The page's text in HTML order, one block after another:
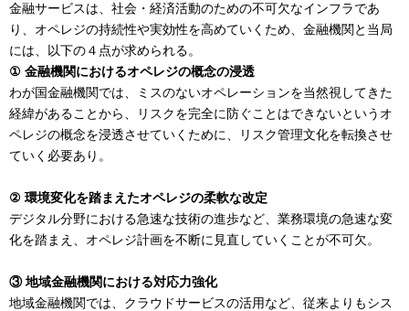
金融サービスは、社会・経済活動のための不可欠なインフラであ
り、オペレジの持続性や実効性を高めていくため、金融機関と当局
には、以下の４点が求められる。
① 金融機関におけるオペレジの概念の浸透
わが国金融機関では、ミスのないオペレーションを当然視してきた
経緯があることから、リスクを完全に防ぐことはできないというオ
ペレジの概念を浸透させていくために、リスク管理文化を転換させ
ていく必要あり。
② 環境変化を踏まえたオペレジの柔軟な改定
デジタル分野における急速な技術の進歩など、業務環境の急速な変
化を踏まえ、オペレジ計画を不断に見直していくことが不可欠。
③ 地域金融機関における対応力強化
地域金融機関では、クラウドサービスの活用など、従来よりもシス